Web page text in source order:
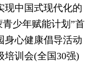
现中国式现代化的
少年赋能计划”首
身心健康倡导活动
培训会(全国30强)